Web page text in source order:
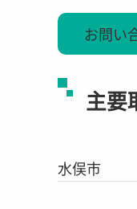
お問い
主要
水俣市 公